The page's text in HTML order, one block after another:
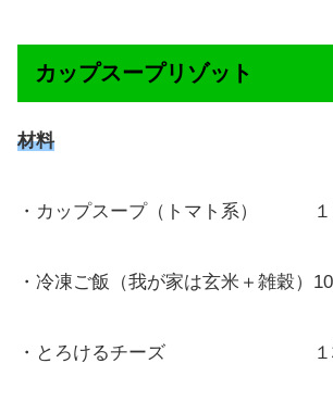
カップスープリゾット
材料
・カップスープ（トマト系） １
・冷凍ご飯（我が家は玄米＋雑穀）
・とろけるチーズ １